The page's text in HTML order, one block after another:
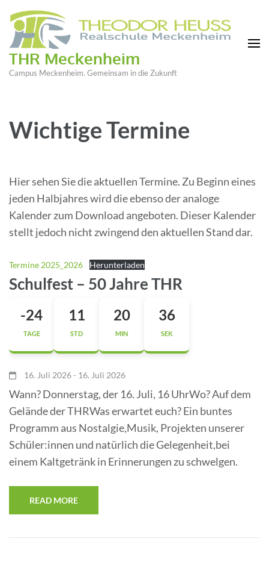
THR Meckenheim
Campus Meckenheim. Gemeinsam in die Zukunft
Wichtige Termine
Hier sehen Sie die aktuellen Termine. Zu Beginn eines
jeden Halbjahres wird die ebenso der analoge
Kalender zum Download angeboten. Dieser Kalender
stellt jedoch nicht zwingend den aktuellen Stand dar.
Termine 2025_2026 Herunterladen
Schulfest – 50 Jahre THR
-24
TAGE
11
STD
20
MIN
36
SEK
16. Juli 2026 - 16. Juli 2026
Wann? Donnerstag, der 16. Juli, 16 UhrWo? Auf dem
Gelände der THRWas erwartet euch? Ein buntes
Programm aus Nostalgie,Musik, Projekten unserer
Schüler:innen und natürlich die Gelegenheit,bei
einem Kaltgetränk in Erinnerungen zu schwelgen.
READ MORE